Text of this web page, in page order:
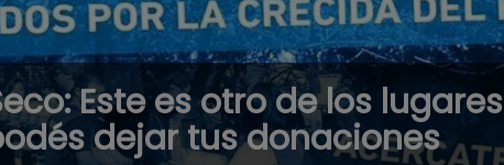
Este es otro de los lugares
dejar tus donaciones